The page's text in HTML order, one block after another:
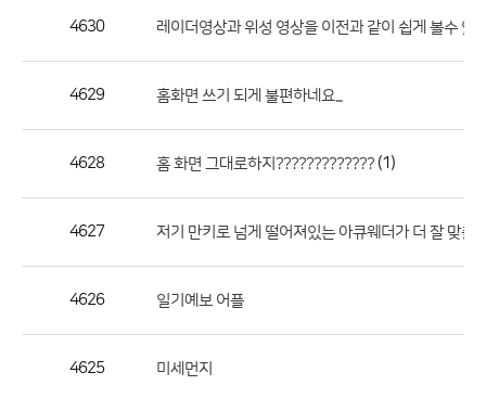
록
공
4630 레이더영상과 위성 영상을 이전과 같이 쉽게 볼수 있
4629 홈화면 쓰기 되게 불편하네요...
4628 홈 화면 그대로하지????????????? (1)
4627 저기 만키로 넘게 떨어져있는 아큐웨더가 더 잘 맞출
4626 일기예보 어플
4625 미세먼지